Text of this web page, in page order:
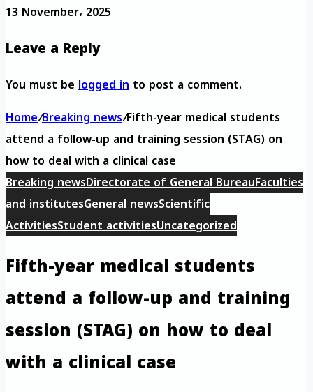
13 November، 2025
Leave a Reply
You must belogged into post a comment.
Home/Breaking news/Fifth-year medical students
attend a follow-up and training session (STAG) on
how to deal with a clinical case
Breaking newsDirectorate of General BureauFaculties
and institutesGeneral newsScientific
ActivitiesStudent activitiesUncategorized
Fifth-year medical students
attend a follow-up and training
session (STAG) on how to deal
with a clinical case